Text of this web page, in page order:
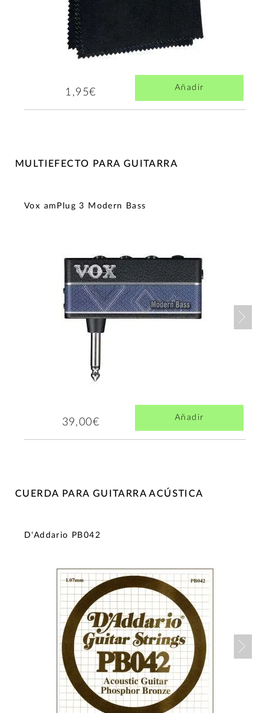
1,95€ Añadir
MULTIEFECTO PARA GUITARRA
Vox amPlug 3 Modern Bass
39,00€ Añadir
CUERDA PARA GUITARRA ACÚSTICA
D'Addario PB042